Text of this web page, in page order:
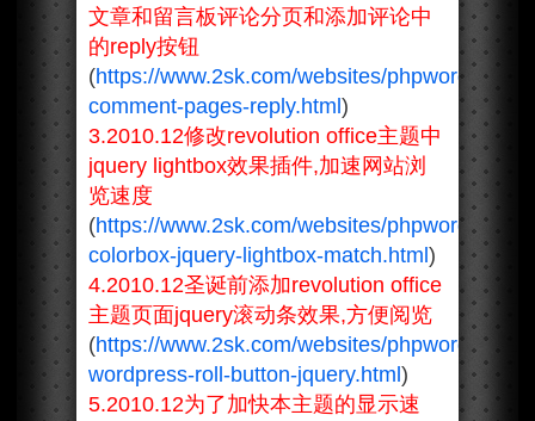
文章和留言板评论分页和添加评论中
的reply按钮
(https://www.2sk.com/websites/phpwordpress/
comment-pages-reply.html )
3.2010.12修改revolution office主题中
jquery lightbox效果插件,加速网站浏
览速度
(https://www.2sk.com/websites/phpwordpress/
colorbox-jquery-lightbox-match.html )
4.2010.12圣诞前添加revolution office
主题页面jquery滚动条效果,方便阅览
(https://www.2sk.com/websites/phpwordpress/
wordpress-roll-button-jquery.html )
5.2010.12为了加快本主题的显示速